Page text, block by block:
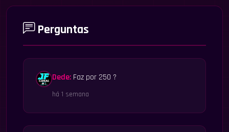
Perguntas
Dede: Faz por 250 ?
há 1 semana